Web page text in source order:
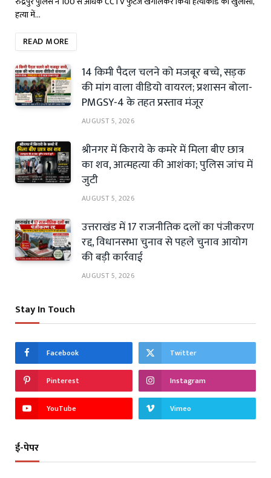
हत्या में…
READ MORE
14 किमी पैदल चलने को मजबूर बच्चे, सड़क
की मांग वाला वीडियो वायरल; प्रशासन बोला-
PMGSY-4 के तहत प्रस्ताव मंजूर
AUGUST 5, 2026
श्रीनगर में किराये के कमरे में मिला बीए छात्र
का शव, आत्महत्या की आशंका; पुलिस जांच में
जुटी
AUGUST 5, 2026
उत्तराखंड में 17 राजनीतिक दलों का पंजीकरण
रद्द, विधानसभा चुनाव से पहले चुनाव आयोग
की बड़ी कार्रवाई
AUGUST 5, 2026
Stay In Touch
Facebook Twitter
Pinterest Instagram
YouTube Vimeo
ई-पेपर